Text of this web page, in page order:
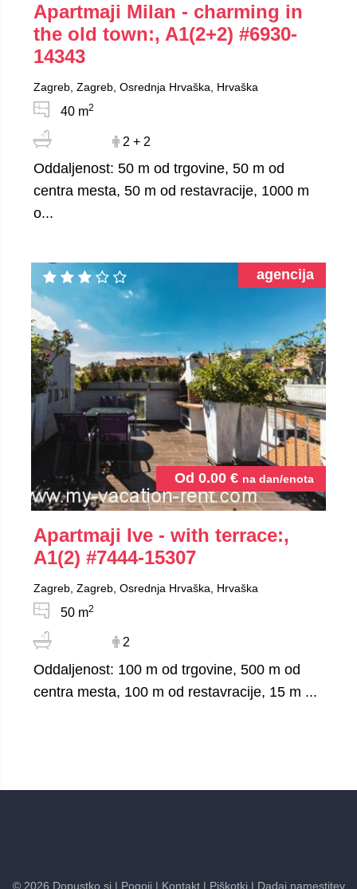
Apartmaji Milan - charming in
the old town:, A1(2+2) #6930-
14343
Zagreb, Zagreb, Osrednja Hrvaška, Hrvaška
40 m2
2 + 2
Oddaljenost: 50 m od trgovine, 50 m od
centra mesta, 50 m od restavracije, 1000 m
o...
Od 0.00 € na dan/enota
agencija
Apartmaji Ive - with terrace:,
A1(2) #7444-15307
Zagreb, Zagreb, Osrednja Hrvaška, Hrvaška
50 m2
2
Oddaljenost: 100 m od trgovine, 500 m od
centra mesta, 100 m od restavracije, 15 m ...
© 2026 Dopustko.si | Pogoji | Kontakt | Piškotki | Dadaj namestitev